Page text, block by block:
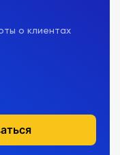
о клиентах